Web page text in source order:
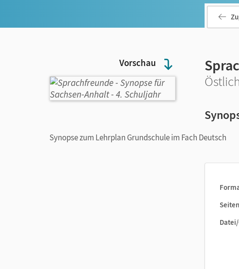
Vorschau
Synopse zum Lehrplan Grundschule im Fach Deutsch